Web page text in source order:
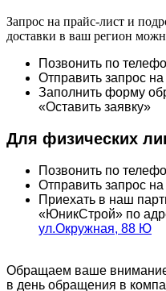
Запрос на прайс-лист и
доставки в ваш регион
Позвонить по
Отправить запрос
Заполнить форму
«Оставить заявку»
Для физических
Позвонить по
Отправить запрос
Приехать в наш
«ЮникСтрой» по
ул.Окружная, 88 Ю
Обращаем ваше
в день обращения в